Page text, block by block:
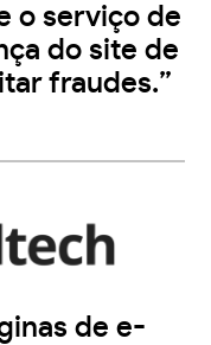
o serviço de
do site de
fraudes.”
de e-